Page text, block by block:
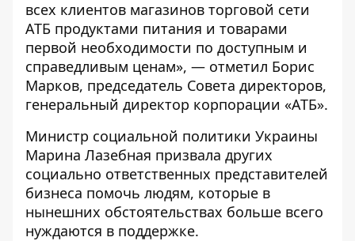
всех клиентов магазинов торговой сети
АТБ продуктами питания и товарами
первой необходимости по доступным и
справедливым ценам», — отметил Борис
Марков, председатель Совета директоров,
генеральный директор корпорации «АТБ».
Министр социальной политики Украины
Марина Лазебная призвала других
социально ответственных представителей
бизнеса помочь людям, которые в
нынешних обстоятельствах больше всего
нуждаются в поддержке.